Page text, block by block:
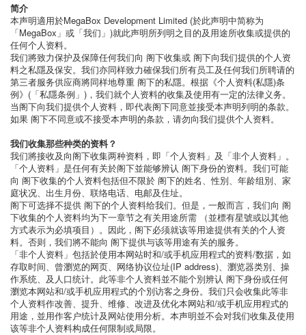
简介
本声明適用於MegaBox Development Limited (於此声明中简称为
「MegaBox」或「我们」)就此声明所列明之目的及用途所收集或提供的
任何个人资料。
我们將致力保护及保障任何我们向 阁下收集或 阁下向我们提供的个人资
料之私隱及保安。我们亦同样致力確保我们所有员工及任何我们所聘请的
第三者服务供应商將同样地尊重 阁下的私隱。根据《个人资料(私隱)条
例》(「私隱条例」)，我们就个人资料的收集及使用有一定的法律义务。
当阁下向我们提供个人资料，即代表阁下同意並接受本声明列明的条款。
如果 阁下不同意或不接受本声明的条款，请勿向我们提供个人资料。
我们收集那些种类的资料？
我们將接收及向阁下收集两种资料，即「个人资料」及「非个人资料」。
「个人资料」是任何有关於阁下並能够辨认 阁下身份的资料。我们可能
向 阁下收集的个人资料包括但不限於 阁下的姓名、性別、年龄组別、家
庭状况、出生月份、联络电话、电邮及住址。
阁下可选择不提供 阁下的个人资料给我们。但是，一般而言，我们向 阁
下收集的个人资料均为下一章节之有关用途所需 （並標有星號或以其他
方式表示为必填项目）。因此，阁下必须就该等用途提供有关的个人资
料。否则，我们將不能向 阁下提供与该等用途有关的服务。
「非个人资料」包括於使用本网站时和/或手机应用程式的资料/数据，如
存取时间、曾瀏览的网页、网络协议位址(IP address)、瀏览器类別、操
作系统、及人口统计。此等非个人资料並不能个別辨认 阁下身份或任何
瀏览本网站和/或手机应用程式的个別访客之身份。我们只会收集此等非
个人资料作改善、提升、维修、改进及优化本网站和/或手机应用程式的
用途，並用作客户统计及网站使用分析。本声明並不会对我们收集及使用
该等非个人资料构成任何限制或局限。